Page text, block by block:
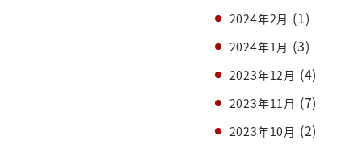
2024年2月 (1)
2024年1月 (3)
2023年12月 (4)
2023年11月 (7)
2023年10月 (2)